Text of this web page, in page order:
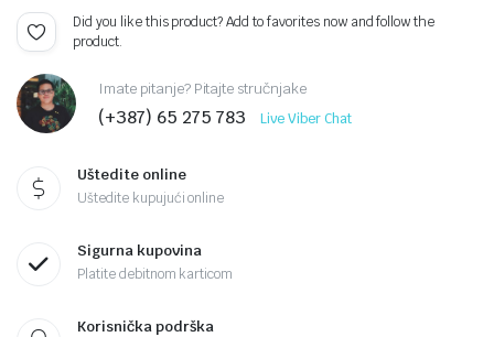
Did you like this product? Add to favorites now and follow the
product.
Imate pitanje? Pitajte stručnjake
(+387) 65 275 783 Live Viber Chat
Uštedite online
Uštedite kupujući online
Sigurna kupovina
Platite debitnom karticom
Korisnička podrška